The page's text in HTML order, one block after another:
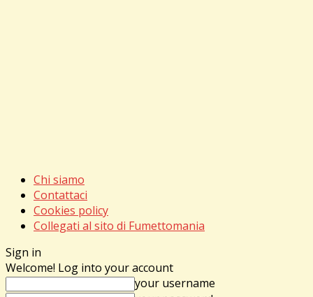
Chi siamo
Contattaci
Cookies policy
Collegati al sito di Fumettomania
Sign in
Welcome! Log into your account
your username